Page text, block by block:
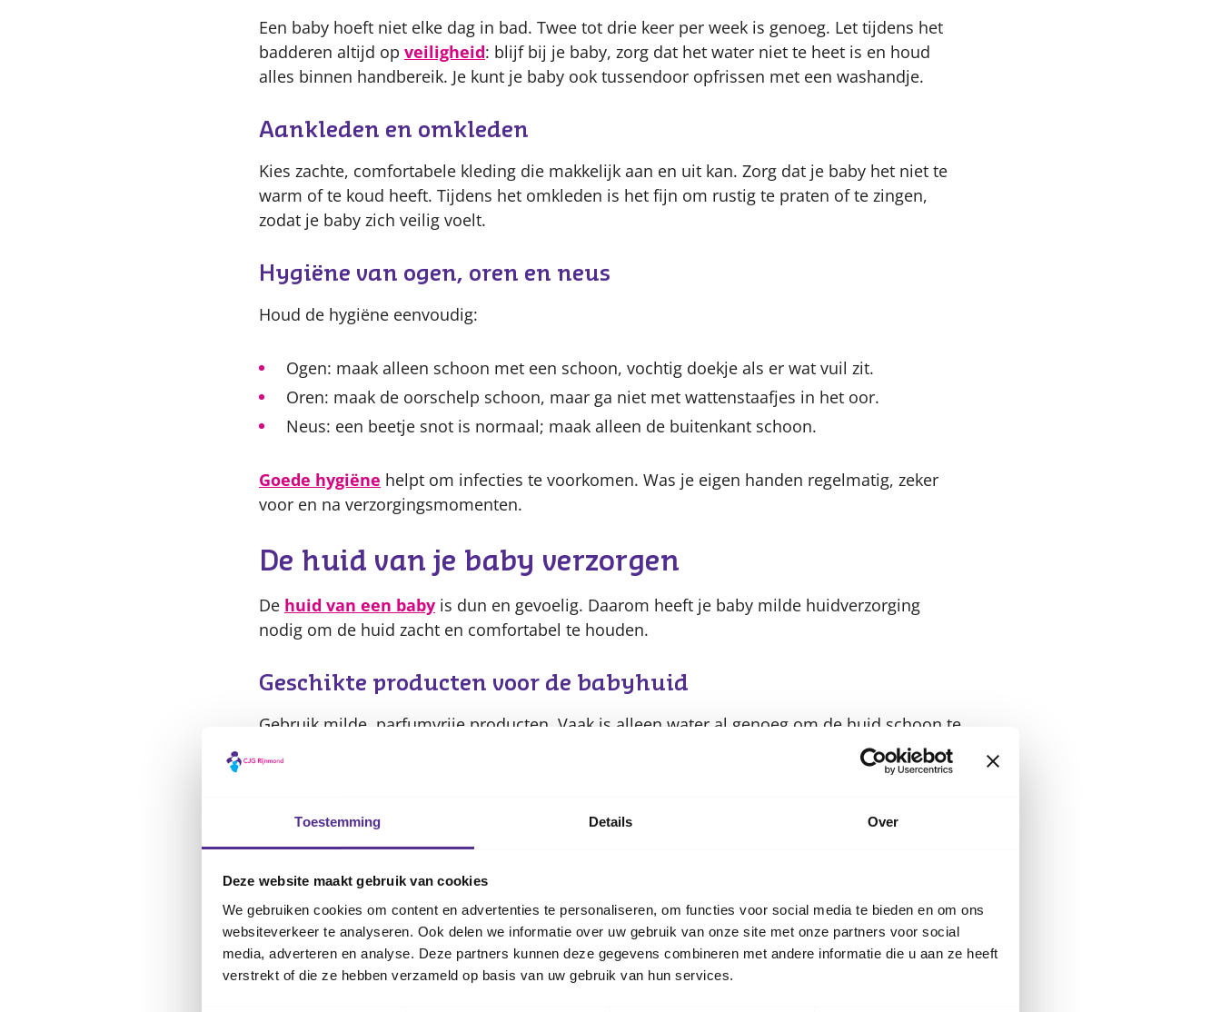
Toestemming Details Over
Deze website maakt gebruik van cookies
We gebruiken cookies om content en advertenties te personaliseren, om functies voor social media te bieden en om ons
websiteverkeer te analyseren. Ook delen we informatie over uw gebruik van onze site met onze partners voor social
media, adverteren en analyse. Deze partners kunnen deze gegevens combineren met andere informatie die u aan ze heeft
verstrekt of die ze hebben verzameld op basis van uw gebruik van hun services.
Een baby hoeft niet elke dag in bad. Twee tot drie keer per week is genoeg. Let tijdens het
badderen altijd op veiligheid: blijf bij je baby, zorg dat het water niet te heet is en houd
alles binnen handbereik. Je kunt je baby ook tussendoor opfrissen met een washandje.
Aankleden en omkleden
Kies zachte, comfortabele kleding die makkelijk aan en uit kan. Zorg dat je baby het niet te
warm of te koud heeft. Tijdens het omkleden is het fijn om rustig te praten of te zingen,
zodat je baby zich veilig voelt.
Hygiëne van ogen, oren en neus
Houd de hygiëne eenvoudig:
Ogen: maak alleen schoon met een schoon, vochtig doekje als er wat vuil zit.
Oren: maak de oorschelp schoon, maar ga niet met wattenstaafjes in het oor.
Neus: een beetje snot is normaal; maak alleen de buitenkant schoon.
Goede hygiëne helpt om infecties te voorkomen. Was je eigen handen regelmatig, zeker
voor en na verzorgingsmomenten.
De huid van je baby verzorgen
De huid van een baby is dun en gevoelig. Daarom heeft je baby milde huidverzorging
nodig om de huid zacht en comfortabel te houden.
Geschikte producten voor de babyhuid
Gebruik milde, parfumvrije producten. Vaak is alleen water al genoeg om de huid schoon te
maken. Voor het bad kun je een klein beetje milde wasgel gebruiken. Een zachte crème of
Droge huid, eczeem en irritaties
vanzelf. Was je baby niet te vaak en smeer na het baden in met een milde, vette crème. Bij
eczeemof hardnekkige roodheid kan regelmatig insmeren met een ongeparfumeerde zalf
de huid rustiger maken. Verschijnselen zoals baby-acneofbergzijn normaal en gaan
meestal vanzelf over.